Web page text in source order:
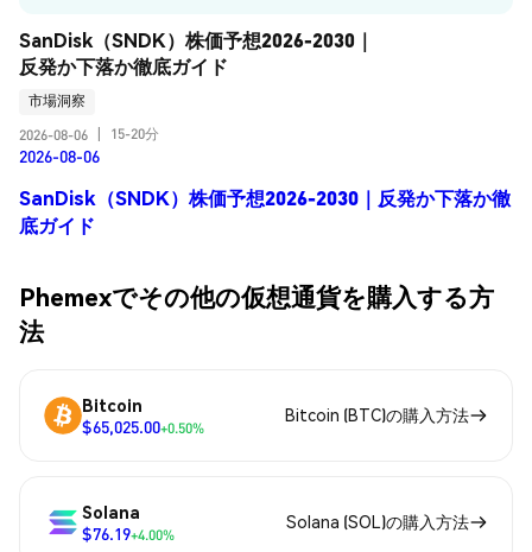
SanDisk（SNDK）株価予想2026-2030｜
反発か下落か徹底ガイド
市場洞察
2026-08-06
15-20分
2026-08-06
SanDisk（SNDK）株価予想2026-2030｜反発か下落か徹
底ガイド
Phemexでその他の仮想通貨を購入する方
法
Bitcoin
$65,025.00+0.50%
Bitcoin (BTC)の購入方法
Solana
$76.19+4.00%
Solana (SOL)の購入方法